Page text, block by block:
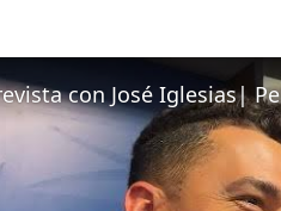
con José Iglesias|